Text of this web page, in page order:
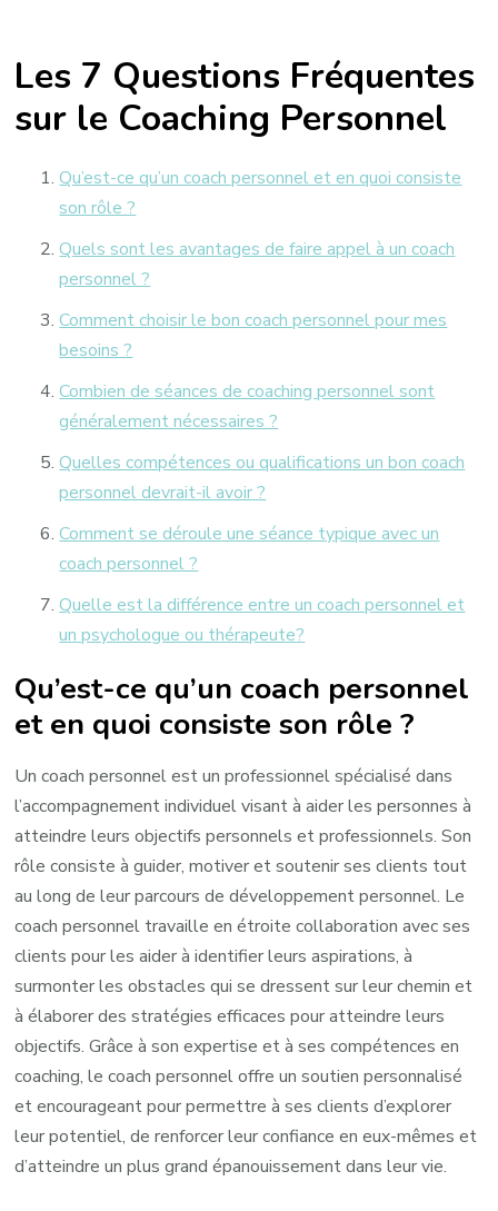
Les 7 Questions Fréquentes
sur le Coaching Personnel
Qu’est-ce qu’un coach personnel et en quoi consiste
son rôle ?
Quels sont les avantages de faire appel à un coach
personnel ?
Comment choisir le bon coach personnel pour mes
besoins ?
Combien de séances de coaching personnel sont
généralement nécessaires ?
Quelles compétences ou qualifications un bon coach
personnel devrait-il avoir ?
Comment se déroule une séance typique avec un
coach personnel ?
Quelle est la différence entre un coach personnel et
un psychologue ou thérapeute?
Qu’est-ce qu’un coach personnel
et en quoi consiste son rôle ?
Un coach personnel est un professionnel spécialisé dans
l’accompagnement individuel visant à aider les personnes à
atteindre leurs objectifs personnels et professionnels. Son
rôle consiste à guider, motiver et soutenir ses clients tout
au long de leur parcours de développement personnel. Le
coach personnel travaille en étroite collaboration avec ses
clients pour les aider à identifier leurs aspirations, à
surmonter les obstacles qui se dressent sur leur chemin et
à élaborer des stratégies efficaces pour atteindre leurs
objectifs. Grâce à son expertise et à ses compétences en
coaching, le coach personnel offre un soutien personnalisé
et encourageant pour permettre à ses clients d’explorer
leur potentiel, de renforcer leur confiance en eux-mêmes et
d’atteindre un plus grand épanouissement dans leur vie.